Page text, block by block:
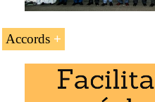
Accords
L’accès préférentiel et les